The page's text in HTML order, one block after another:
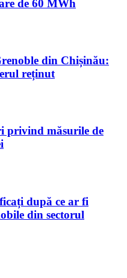
de 60 MWh
din Chișinău:
reținut
privind măsurile de
după ce ar fi
din sectorul